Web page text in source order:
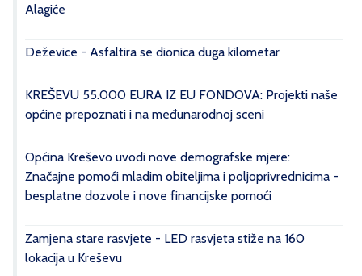
Alagiće
Deževice - Asfaltira se dionica duga kilometar
KREŠEVU 55.000 EURA IZ EU FONDOVA: Projekti naše
općine prepoznati i na međunarodnoj sceni
Općina Kreševo uvodi nove demografske mjere:
Značajne pomoći mladim obiteljima i poljoprivrednicima -
besplatne dozvole i nove financijske pomoći
Zamjena stare rasvjete - LED rasvjeta stiže na 160
lokacija u Kreševu